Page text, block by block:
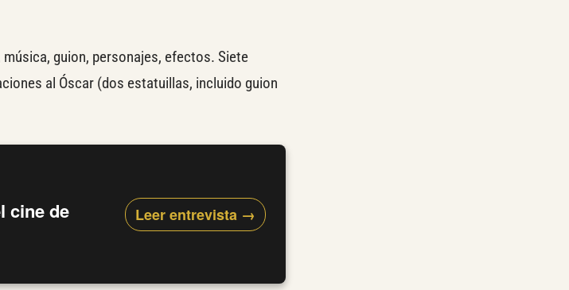
guion, personajes, efectos. Siete
al Óscar (dos estatuillas, incluido guion
cine de
Leer entrevista →